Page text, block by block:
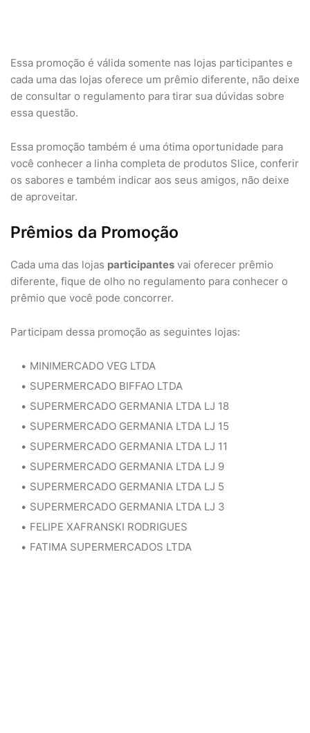
Essa promoção é válida somente nas lojas participantes e
cada uma das lojas oferece um prêmio diferente, não deixe
de consultar o regulamento para tirar sua dúvidas sobre
essa questão.
Essa promoção também é uma ótima oportunidade para
você conhecer a linha completa de produtos Slice, conferir
os sabores e também indicar aos seus amigos, não deixe
de aproveitar.
Prêmios da Promoção
Cada uma das lojas participantes vai oferecer prêmio
diferente, fique de olho no regulamento para conhecer o
prêmio que você pode concorrer.
Participam dessa promoção as seguintes lojas:
MINIMERCADO VEG LTDA
SUPERMERCADO BIFFAO LTDA
SUPERMERCADO GERMANIA LTDA LJ 18
SUPERMERCADO GERMANIA LTDA LJ 15
SUPERMERCADO GERMANIA LTDA LJ 11
SUPERMERCADO GERMANIA LTDA LJ 9
SUPERMERCADO GERMANIA LTDA LJ 5
SUPERMERCADO GERMANIA LTDA LJ 3
FELIPE XAFRANSKI RODRIGUES
FATIMA SUPERMERCADOS LTDA